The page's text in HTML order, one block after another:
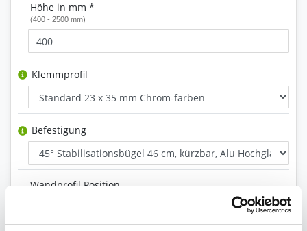
Höhe in mm *
(400 - 2500 mm)
Klemmprofil
Befestigung
Wandprofil Position